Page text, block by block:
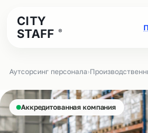
CITY
STAFF
®
Аутсорсинг персонала›
Аккредитованная компания